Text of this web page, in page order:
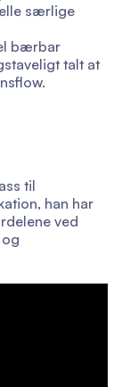
særlige
bærbar
talt at
til
han har
ved